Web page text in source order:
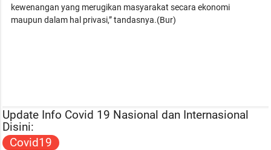
kewenangan yang merugikan masyarakat secara ekonomi
maupun dalam hal privasi,” tandasnya.(Bur)
Update Info Covid 19 Nasional dan Internasional
Disini:
Covid19